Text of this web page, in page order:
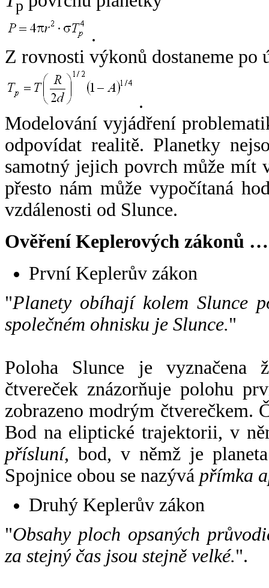
p
.
Z rovnosti výkonů dostaneme po
.
Modelování vyjádření
odpovídat realitě. Planetky
samotný jejich povrch může mít
přesto nám může vypočítaná
vzdálenosti od Slunce.
Ověření Keplerových zákonů …
První Keplerův zákon
"Planety obíhají kolem Slunce
společném ohnisku je Slunce."
Poloha Slunce je vyznačena
čtvereček znázorňuje polohu
zobrazeno modrým čtverečkem.
Bod na eliptické trajektorii, v
přísluní, bod, v němž je
Spojnice obou se nazývá přímka
Druhý Keplerův zákon
"Obsahy ploch opsaných
za stejný čas jsou stejně velké.".